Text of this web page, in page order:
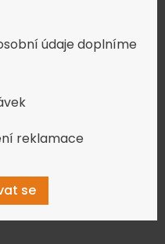
údaje doplníme
reklamace
se